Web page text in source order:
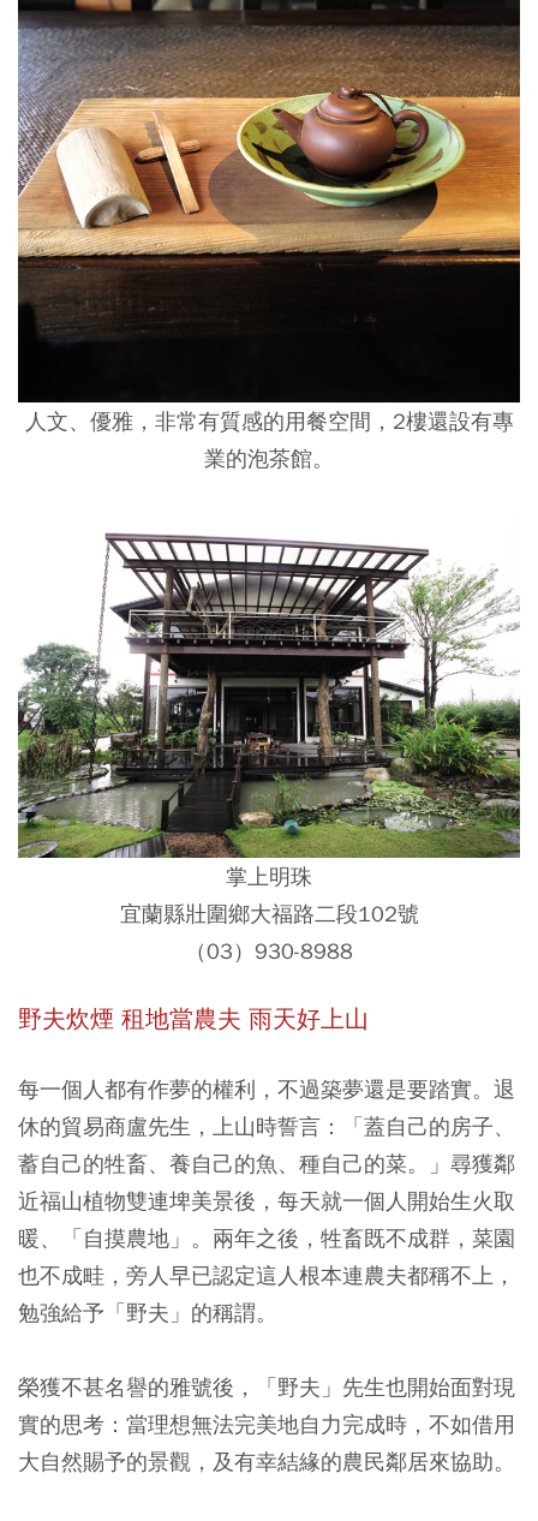
人文、優雅，非常有質感的用餐空間，2樓還設有專
業的泡茶館。
掌上明珠
宜蘭縣壯圍鄉大福路二段102號
（03）930-8988
野夫炊煙 租地當農夫 雨天好上山
每一個人都有作夢的權利，不過築夢還是要踏實。退
休的貿易商盧先生，上山時誓言：「蓋自己的房子、
蓄自己的牲畜、養自己的魚、種自己的菜。」尋獲鄰
近福山植物雙連埤美景後，每天就一個人開始生火取
暖、「自摸農地」。兩年之後，牲畜既不成群，菜園
也不成畦，旁人早已認定這人根本連農夫都稱不上，
勉強給予「野夫」的稱謂。
榮獲不甚名譽的雅號後，「野夫」先生也開始面對現
實的思考：當理想無法完美地自力完成時，不如借用
大自然賜予的景觀，及有幸結緣的農民鄰居來協助。